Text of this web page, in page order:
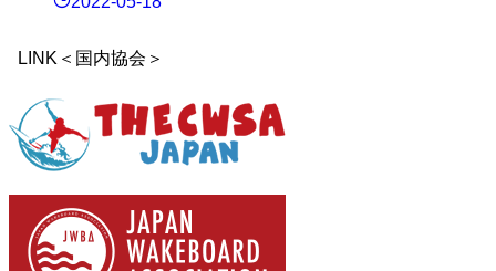
LINK＜国内協会＞